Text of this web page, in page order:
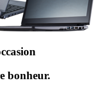
bonheur.